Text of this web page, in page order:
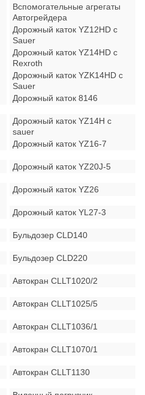
Вспомогательные агрегаты
Автогрейдера
Дорожный каток YZ12HD с
Sauer
Дорожный каток YZ14HD с
Rexroth
Дорожный каток YZK14HD с
Sauer
Дорожный каток 8146
Дорожный каток YZ14H с
sauer
Дорожный каток YZ16-7
Дорожный каток YZ20J-5
Дорожный каток YZ26
Дорожный каток YL27-3
Бульдозер CLD140
Бульдозер CLD220
Автокран CLLT1020/2
Автокран CLLT1025/5
Автокран CLLT1036/1
Автокран CLLT1070/1
Автокран CLLT1130